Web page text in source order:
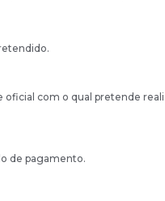
oficial com o qual pretende
de pagamento.